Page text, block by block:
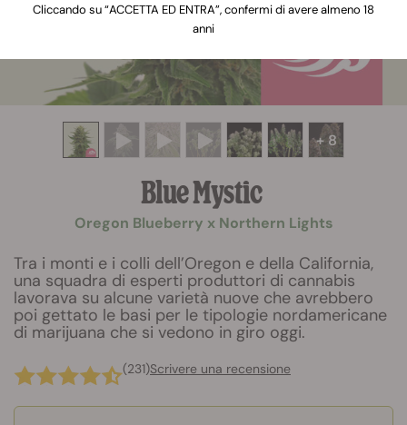
+ 8
Blue Mystic
Oregon Blueberry x Northern Lights
Tra i monti e i colli dell’Oregon e della California,
una squadra di esperti produttori di cannabis
lavorava su alcune varietà nuove che avrebbero
poi gettato le basi per le tipologie nordamericane
di marijuana che si vedono in giro oggi.
(231)Scrivere una recensione
Cliccando su “ACCETTA ED ENTRA”, confermi di avere almeno 18
anni